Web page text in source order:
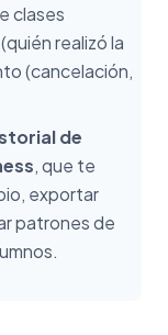
clases
realizó la
(cancelación,
de
, que te
exportar
patrones de